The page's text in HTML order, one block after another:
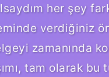
her şey
verdiğiniz
zamanında
tam olarak bu